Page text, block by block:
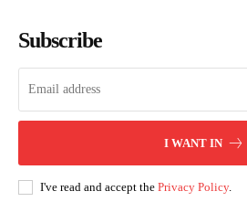
Subscribe
I WANT IN
I've read and accept the Privacy Policy.